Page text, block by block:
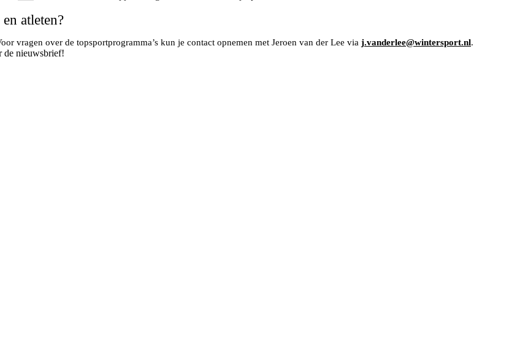
atleten?
vragen over de topsportprogramma’s kun je contact opnemen met Jeroen van der Lee via j.vanderlee@wintersport.nl.
de nieuwsbrief!